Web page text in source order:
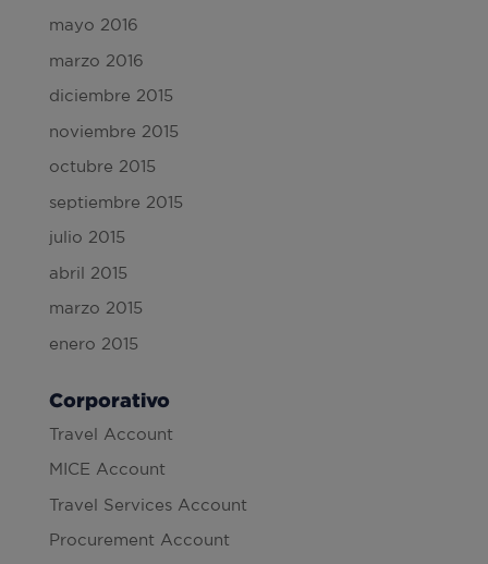
mayo 2016
marzo 2016
diciembre 2015
noviembre 2015
octubre 2015
septiembre 2015
julio 2015
abril 2015
marzo 2015
enero 2015
Corporativo
Travel Account
MICE Account
Travel Services Account
Procurement Account